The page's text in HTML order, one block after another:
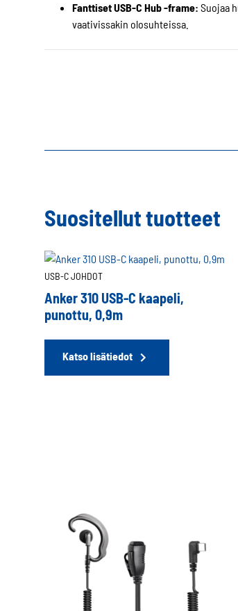
Fanttiset USB-C Hub -frame: Suojaa
vaativissakin olosuhteissa.
Suositellut tuotteet
USB-C JOHDOT
Anker 310 USB-C kaapeli,
punottu, 0,9m
Katso lisätiedot